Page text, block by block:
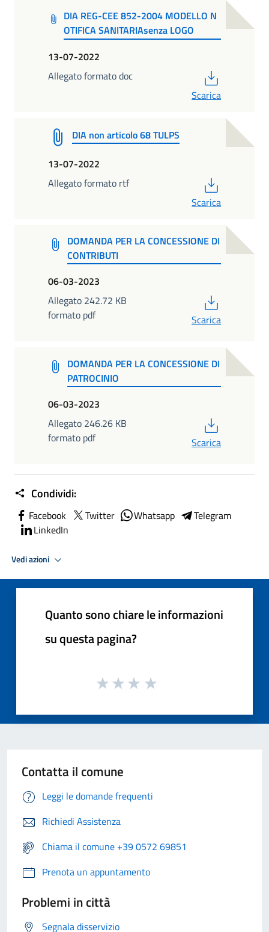
DIA REG-CEE 852-2004 MODELLO N
OTIFICA SANITARIAsenza LOGO
13-07-2022
Allegato formato doc
Scarica
DIA non articolo 68 TULPS
13-07-2022
Allegato formato rtf
Scarica
DOMANDA PER LA CONCESSIONE DI
CONTRIBUTI
06-03-2023
Allegato 242.72 KB
formato pdf
Scarica
DOMANDA PER LA CONCESSIONE DI
PATROCINIO
06-03-2023
Allegato 246.26 KB
formato pdf
Scarica
Condividi:
Facebook Twitter Whatsapp
Telegram
LinkedIn
Vedi azioni
Quanto sono chiare le informazioni
su questa pagina?
Contatta il comune
Leggi le domande frequenti
Richiedi Assistenza
Chiama il comune +39 0572 69851
Prenota un appuntamento
Problemi in città
Segnala disservizio